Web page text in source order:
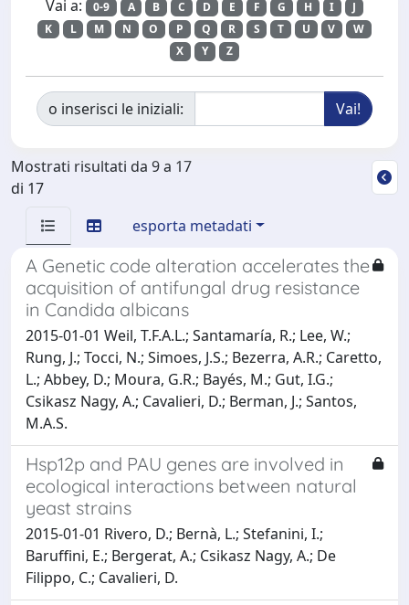
Vai a: 0-9 A B C D E F G H I
J
K
L M N O P Q R S T U V
W
X
Y Z
o inserisci le iniziali:
Mostrati risultati da 9 a 17
di 17
esporta metadati
A Genetic code alteration accelerates the
acquisition of antifungal drug resistance
in Candida albicans
2015-01-01 Weil, T.F.A.L.; Santamaría, R.; Lee, W.;
Rung, J.; Tocci, N.; Simoes, J.S.; Bezerra, A.R.; Caretto,
L.; Abbey, D.; Moura, G.R.; Bayés, M.; Gut, I.G.;
Csikasz Nagy, A.; Cavalieri, D.; Berman, J.; Santos,
M.A.S.
Hsp12p and PAU genes are involved in
ecological interactions between natural
yeast strains
2015-01-01 Rivero, D.; Bernà, L.; Stefanini, I.;
Baruffini, E.; Bergerat, A.; Csikasz Nagy, A.; De
Filippo, C.; Cavalieri, D.